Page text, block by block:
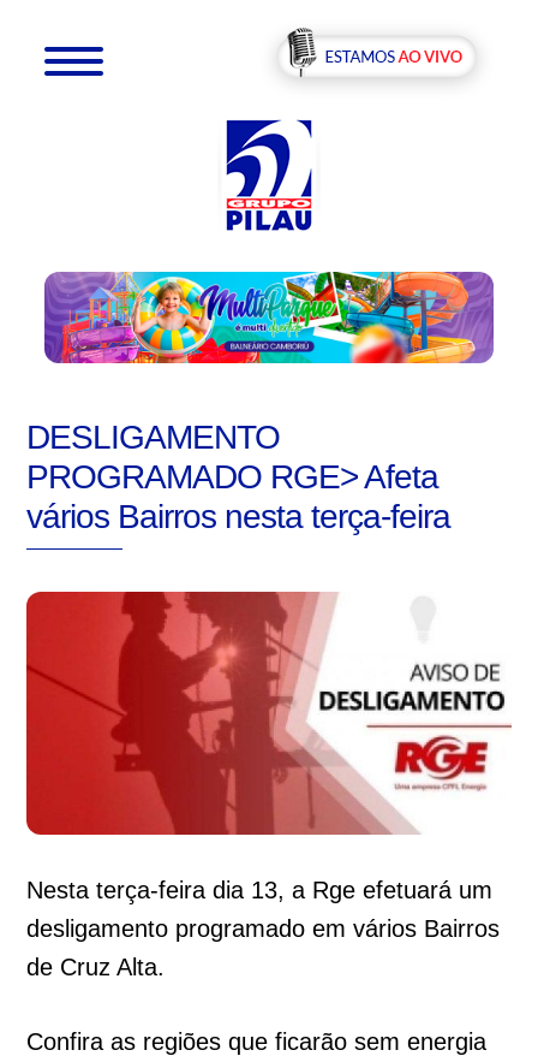
DESLIGAMENTO
PROGRAMADO RGE> Afeta
vários Bairros nesta terça-feira
Nesta terça-feira dia 13, a Rge efetuará um
desligamento programado em vários Bairros
de Cruz Alta.
Confira as regiões que ficarão sem energia